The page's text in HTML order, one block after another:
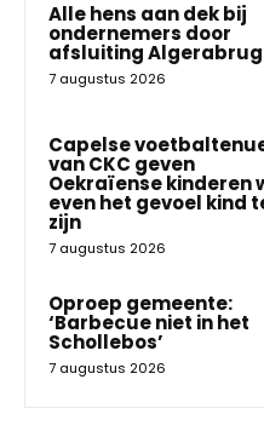
Alle hens aan dek bij
ondernemers door
afsluiting Algerabrug
7 augustus 2026
Capelse
van CKC geven
Oekraïense kinderen
even het gevoel kind
zijn
7 augustus 2026
Oproep gemeente:
‘Barbecue niet in het
Schollebos’
7 augustus 2026